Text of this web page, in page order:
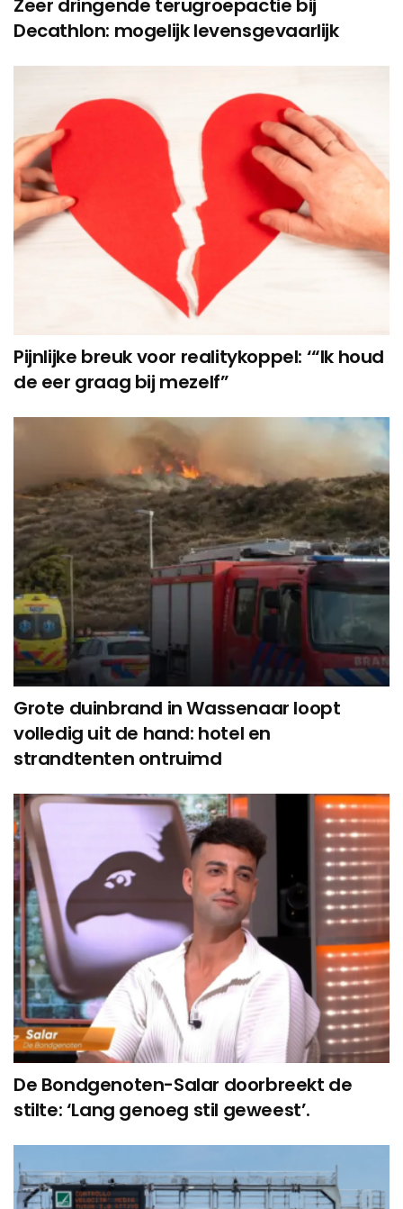
Zeer dringende terugroepactie bij
Decathlon: mogelijk levensgevaarlijk
Pijnlijke breuk voor realitykoppel: ‘“Ik houd
de eer graag bij mezelf”
Grote duinbrand in Wassenaar loopt
volledig uit de hand: hotel en
strandtenten ontruimd
De Bondgenoten-Salar doorbreekt de
stilte: ‘Lang genoeg stil geweest’.